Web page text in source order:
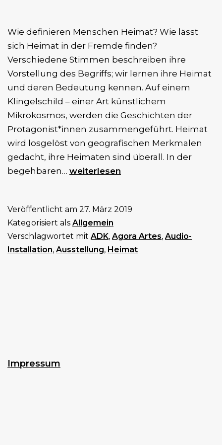
Wie definieren Menschen Heimat? Wie lässt
sich Heimat in der Fremde finden?
Verschiedene Stimmen beschreiben ihre
Vorstellung des Begriffs; wir lernen ihre Heimat
und deren Bedeutung kennen. Auf einem
Klingelschild – einer Art künstlichem
Mikrokosmos, werden die Geschichten der
Protagonist*innen zusammengeführt. Heimat
wird losgelöst von geografischen Merkmalen
gedacht, ihre Heimaten sind überall. In der
begehbaren… Agora
HEIM(AT)
vom
04.-11.05.19
an
weiterlesen
Veröffentlicht am 27. März 2019
Kategorisiert als Allgemein
Verschlagwortet mit ADK, Agora Artes, Audio-
Installation, Ausstellung, Heimat
Impressum